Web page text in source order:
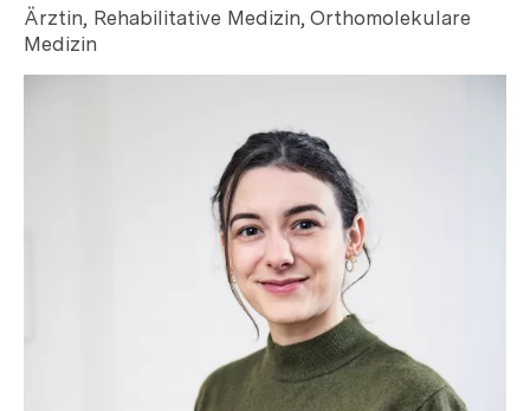
Ärztin, Rehabilitative Medizin, Orthomolekulare
Medizin